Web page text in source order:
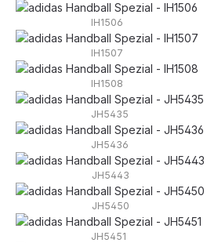
IH1506
IH1507
IH1508
JH5435
JH5436
JH5443
JH5450
JH5451